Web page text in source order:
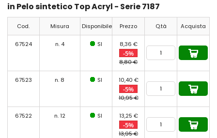
in Pelo sintetico Top Acryl - Serie 7187
Cod. Misura Disponibile Prezzo Q.tà Acquista
67524 n. 4 SI 8,36 €
-5%
8,80 €
67523 n. 8 SI 10,40 €
-5%
10,95 €
67522 n. 12 SI 13,25 €
-5%
13,95 €